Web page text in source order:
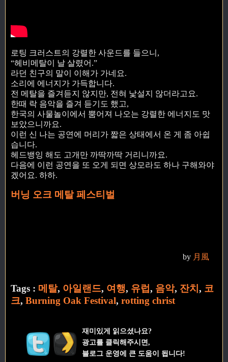
로팅 크러스트의 강렬한 사운드를 들으니,
“헤비메탈이 날 살렸어.”
라던 친구의 말이 이해가 가네요.
소리에 에너지가 가득합니다.
전 메탈을 즐겨듣지 않지만, 전혀 낯설지 않더라고요.
한때 락 음악을 즐겨 듣기도 했고,
한국의 사물놀이에서 뿜어져 나오는 강렬한 에너지도 맛
보았으니까요.
이런 신 나는 공연에 머리가 짧은 상태에서 온 게 좀 아쉽
습니다.
헤드뱅잉 해도 고개만 까딱까딱 거리니까요.
다음에 이런 공연을 또 오게 되면 상모라도 하나 구해와야
겠어요. 하하.
버닝 오크 메탈 페스티벌
by 月風
Tags : 메탈, 아일랜드, 여행, 유럽, 음악, 잔치 , 코
크, Burning Oak Festival, rotting christ
재미있게 읽으셨나요?
광고를 클릭해주시면,
블로그 운영에 큰 도움이 됩니다!